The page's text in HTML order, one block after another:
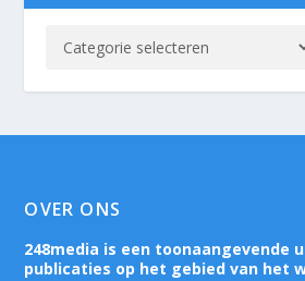
OVER ONS
248media is een toonaangevende
publicaties op het gebied van het